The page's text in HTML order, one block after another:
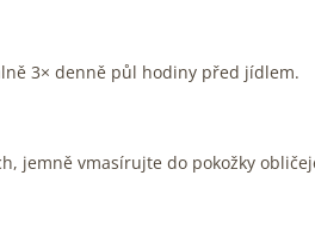
3× denně půl hodiny před jídlem.
jemně vmasírujte do pokožky